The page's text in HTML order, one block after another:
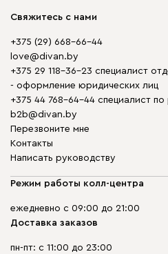
Свяжитесь с нами
+375 (29) 668-66-44
love@divan.by
+375 29 118-36-23 специалист
- оформление юридических лиц
+375 44 768-64-44 специалист
b2b@divan.by
Перезвоните мне
Контакты
Написать руководству
Режим работы колл-центра
ежедневно с 09:00 до 21:00
Доставка заказов
пн-пт: с 11:00 до 23:00